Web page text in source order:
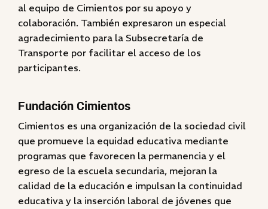
al equipo de Cimientos por su apoyo y
colaboración. También expresaron un especial
agradecimiento para la Subsecretaría de
Transporte por facilitar el acceso de los
participantes.
Fundación Cimientos
Cimientos es una organización de la sociedad civil
que promueve la equidad educativa mediante
programas que favorecen la permanencia y el
egreso de la escuela secundaria, mejoran la
calidad de la educación e impulsan la continuidad
educativa y la inserción laboral de jóvenes que